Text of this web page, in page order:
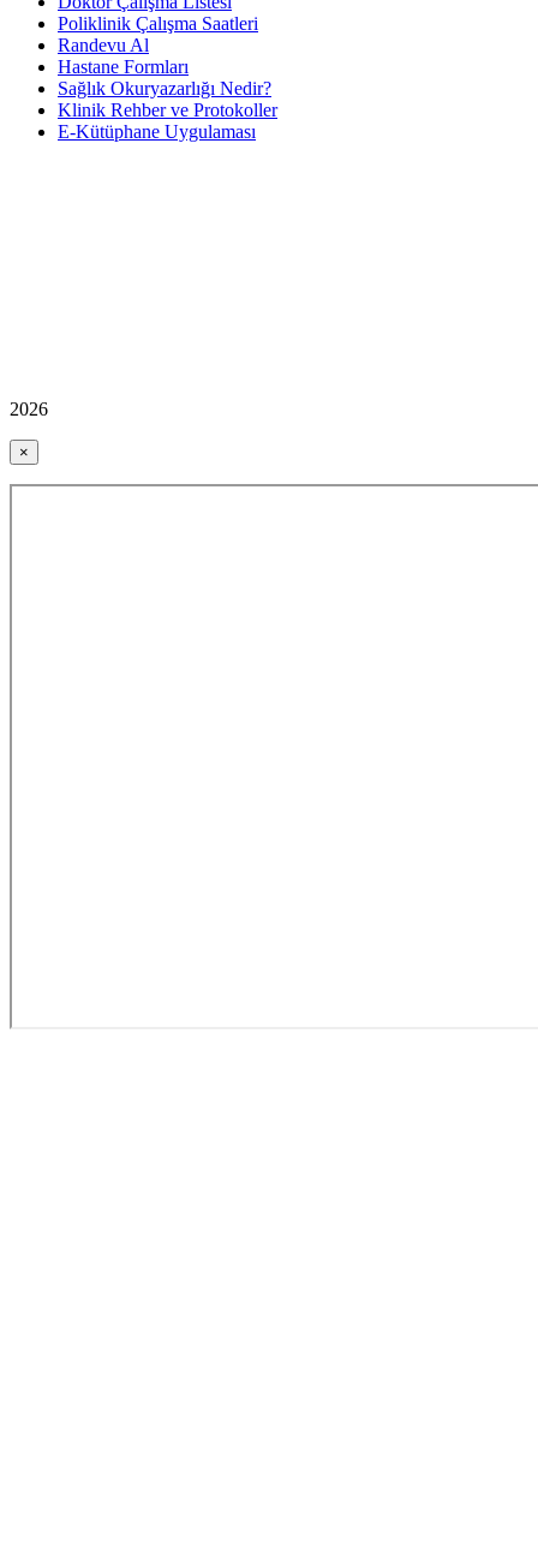
Poliklinik Çalışma Saatleri
Randevu Al
Hastane Formları
Sağlık Okuryazarlığı Nedir?
Klinik Rehber ve Protokoller
E-Kütüphane Uygulaması
2026
×